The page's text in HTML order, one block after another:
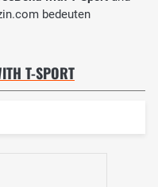
bedeuten
T-SPORT